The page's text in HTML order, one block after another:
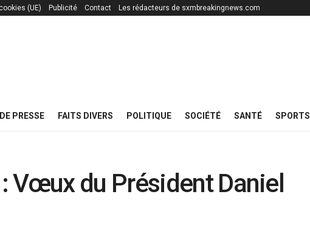
(UE) Publicité Contact Les rédacteurs de sxmbreakingnews.com
PRESSE FAITS DIVERS POLITIQUE SOCIÉTÉ SANTÉ SPORTS
Vœux du Président Daniel